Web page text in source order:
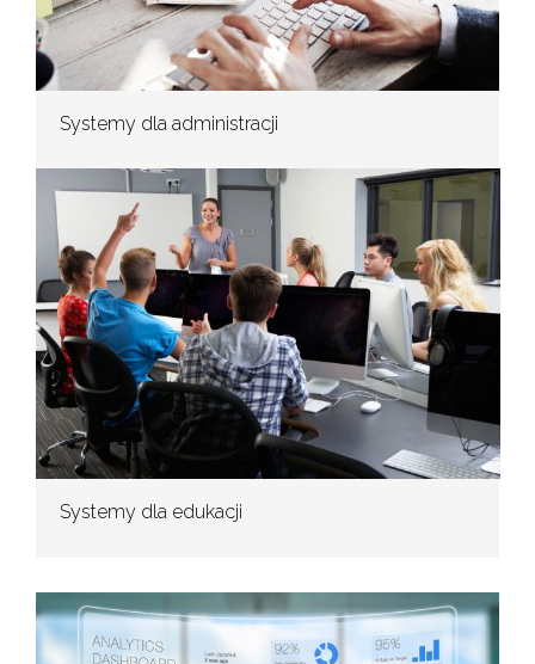
Systemy dla administracji
Systemy dla edukacji